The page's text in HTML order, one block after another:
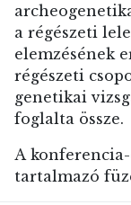
a régészeti
elemzésének
régészeti
genetikai
foglalta össze.
A
tartalmazó